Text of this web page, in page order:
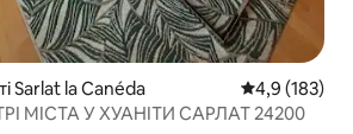
Sarlat la Canéda Середня
4,9 (183)
МІСТА У ХУАНІТИ САРЛАТ 24200